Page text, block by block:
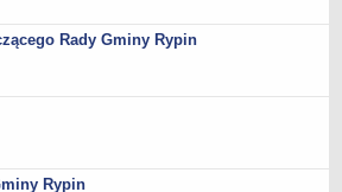
i kierunków zagospodarowania
numery, granice oraz siedziby
opis granic okręgów wyborczych
Rady Gminy Rypin
Rypin